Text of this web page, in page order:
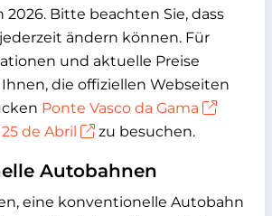
2026. Bitte beachten Sie, dass
ändern können. Für
und aktuelle Preise
die offiziellen Webseiten
Ponte Vasco da Gama
de Abril zu besuchen.
Autobahnen
eine konventionelle Autobahn